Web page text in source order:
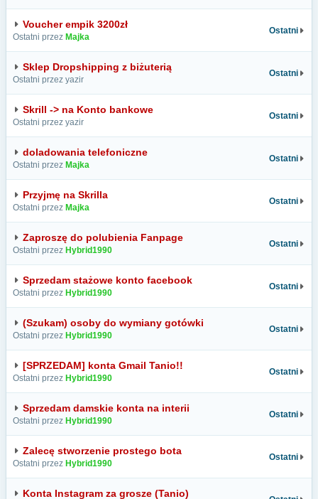
Voucher empik 3200zł
Ostatni przez Majka
Ostatni
Sklep Dropshipping z biżuterią
Ostatni przez yazir
Ostatni
Skrill -> na Konto bankowe
Ostatni przez yazir
Ostatni
doladowania telefoniczne
Ostatni przez Majka
Ostatni
Przyjmę na Skrilla
Ostatni przez Majka
Ostatni
Zaproszę do polubienia Fanpage
Ostatni przez Hybrid1990
Ostatni
Sprzedam stażowe konto facebook
Ostatni przez Hybrid1990
Ostatni
(Szukam) osoby do wymiany gotówki
Ostatni przez Hybrid1990
Ostatni
[SPRZEDAM] konta Gmail Tanio!!
Ostatni przez Hybrid1990
Ostatni
Sprzedam damskie konta na interii
Ostatni przez Hybrid1990
Ostatni
Zalecę stworzenie prostego bota
Ostatni przez Hybrid1990
Ostatni
Konta Instagram za grosze (Tanio)